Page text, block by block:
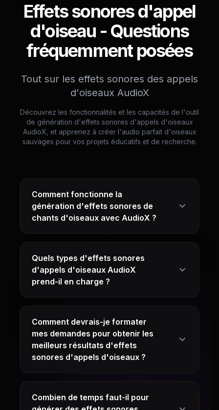
Effets sonores d'appel
d'oiseau - Questions
fréquemment posées
Tout sur les effets sonores des appels
d'oiseaux AudioX
Découvrez les fonctionnalités et les capacités de l'outil
de génération d'effets sonores d'appels d'oiseaux
AudioX, et apprenez à créer l'audio parfait d'oiseaux
sauvages pour vos projets éducatifs et de recherche.
Comment fonctionne la
génération d'effets sonores de
chants d'oiseaux avec AudioX ?
Quels types d'effets sonores
d'appels d'oiseaux AudioX
prend-il en charge ?
Comment devrais-je formater
mes demandes pour obtenir les
meilleurs résultats d'effets
sonores d'appels d'oiseaux ?
Combien de temps faut-il pour